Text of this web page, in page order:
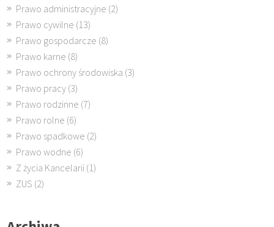
Prawo administracyjne (2)
Prawo cywilne (13)
Prawo gospodarcze (8)
Prawo karne (8)
Prawo ochrony środowiska (3)
Prawo pracy (3)
Prawo rodzinne (7)
Prawo rolne (6)
Prawo spadkowe (2)
Prawo wodne (6)
Z życia Kancelarii (1)
ZUS (2)